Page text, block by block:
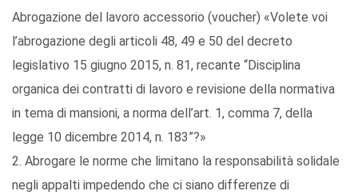
Abrogazione del lavoro accessorio (voucher) «Volete voi
l’abrogazione degli articoli 48, 49 e 50 del decreto
legislativo 15 giugno 2015, n. 81, recante “Disciplina
organica dei contratti di lavoro e revisione della normativa
in tema di mansioni, a norma dell’art. 1, comma 7, della
legge 10 dicembre 2014, n. 183”?»
2. Abrogare le norme che limitano la responsabilità solidale
negli appalti impedendo che ci siano differenze di